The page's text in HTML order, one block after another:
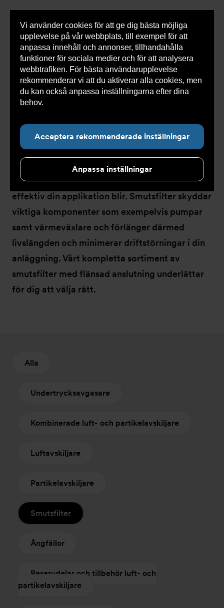
Vi använder cookies för att ge dig bästa möjliga
upplevelse på vår webbplats, till exempel för att
anpassa innehåll och annonser, tillhandahålla
funktioner för sociala medier och för att analysera
webbtrafiken. För bästa användarupplevelse
rekommenderar vi att du aktiverar alla cookies, men
du kan också anpassa inställningarna efter dina
behov.
Acceptera rekommenderade inställningar
Anpassa inställningar
0 varorSnabborder
Du
här:
Armatec > Produkter > Luft- och partikelavskiljare
Smutsfilter
> Flänsad anslutning
Flänsad anslutning
Rätt silfilter och placering av den avgör hur
effektiv din applikation blir. Smutsfilter skyddar
viktiga komponenter som exempelvis pumpar
samt värmeväxlare och förlänger därmed
livslängden och minimerar driftstörningar i din
anläggning. Vårt kompletta sortiment av
smutsfilter med flänsad anslutning underlättar
för dig att välja rätt.
Alla
Undertrycksavgasare
Kombinerade luft- och partikelavskiljare
Luftavskiljare
Partikelavskiljare
Smutsfilter
Ångfällor
Reservdelar och tillbehör luft- och
partikelavskiljare